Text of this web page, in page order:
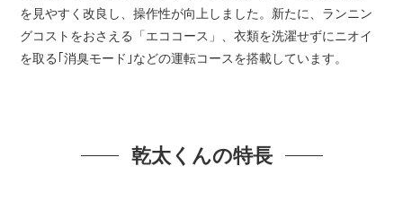
を見やすく改良し、操作性が向上しました。新たに、ランニン
グコストをおさえる「エココース」、衣類を洗濯せずにニオイ
を取る｢消臭モード｣などの運転コースを搭載しています。
乾太くんの特長